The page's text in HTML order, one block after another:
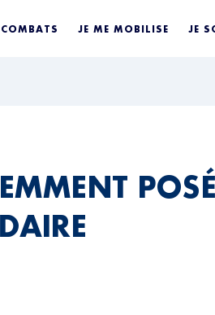
JE ME MOBILISE JE